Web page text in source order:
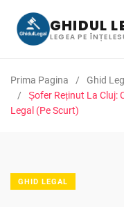
GHIDUL
LEGEA PE
Prima Pagina
Ghid
Șofer Reținut La Cluj:
Legal (pe Scurt)
GHID LEGAL